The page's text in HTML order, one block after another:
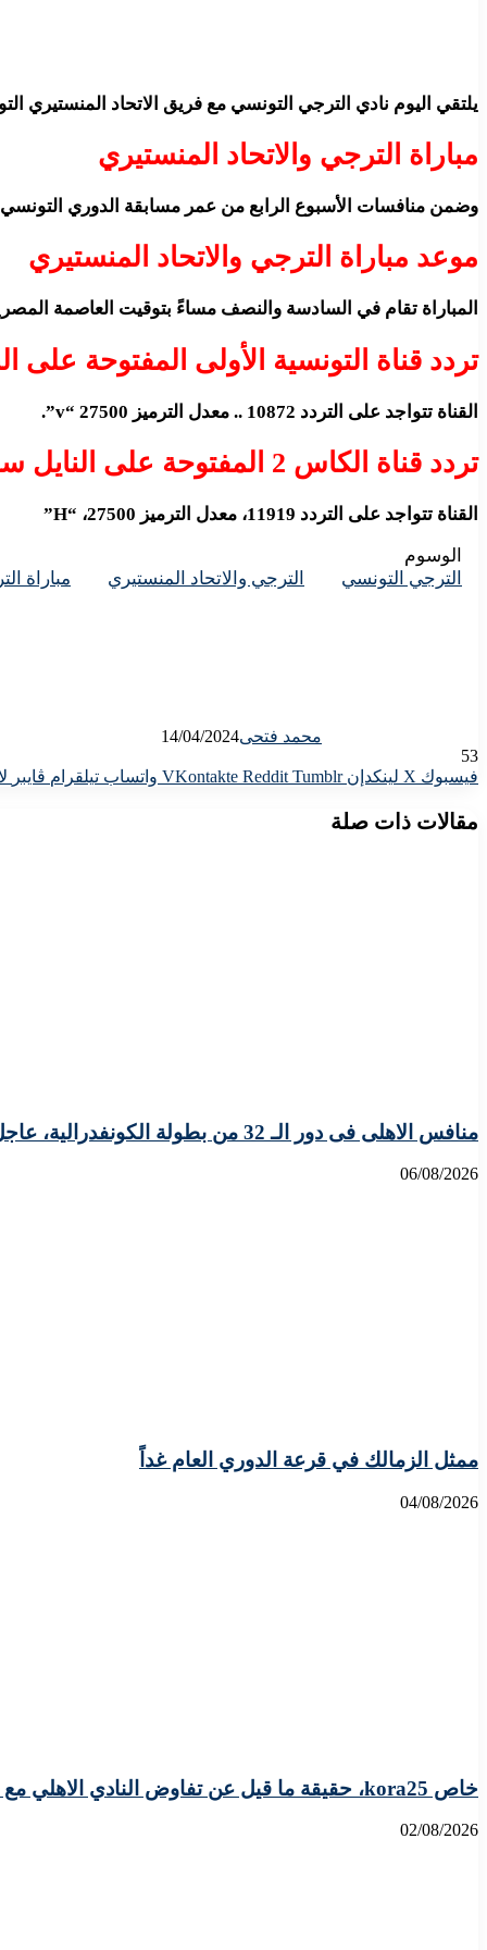
يلتقي اليوم نادي الترجي التونسي مع فريق الاتحاد المنستيري
مباراة الترجي والاتحاد المنستيري
وضمن منافسات الأسبوع الرابع من عمر مسابقة الدوري
موعد مباراة الترجي والاتحاد المنستيري
المباراة تقام في السادسة والنصف مساءً بتوقيت العاصمة
تردد قناة التونسية الأولى المفتوحة على
القناة تتواجد على التردد 10872 .. معدل الترميز 27500 “v”.
تردد قناة الكاس 2 المفتوحة على النايل سات
القناة تتواجد على التردد 11919، معدل الترميز 27500، “H”
الوسوم
الترجي التونسي
الترجي والاتحاد المنستيري مباراة
محمد فتحى14/04/2024
53
فيسبوك X لينكدإن واتساب تيلقرام ڤايبر
مقالات ذات صلة
منافس الاهلى فى دور الـ 32 من بطولة الكونفدرالية، عاجل
06/08/2026
ممثل الزمالك في قرعة الدوري العام غداً
04/08/2026
خاص kora25، حقيقة ما قيل عن تفاوض النادي الاهلي مع المدافع الدولي الليبي علي يوسف
02/08/2026